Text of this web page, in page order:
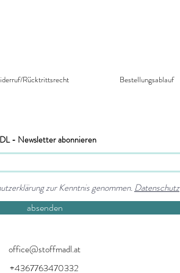
Rücktrittsrecht​ Bestellungsablauf
- Newsletter abonnieren
zur Kenntnis genommen.Datenschutz
absenden
office@stoffmadl.at
+4367763470332